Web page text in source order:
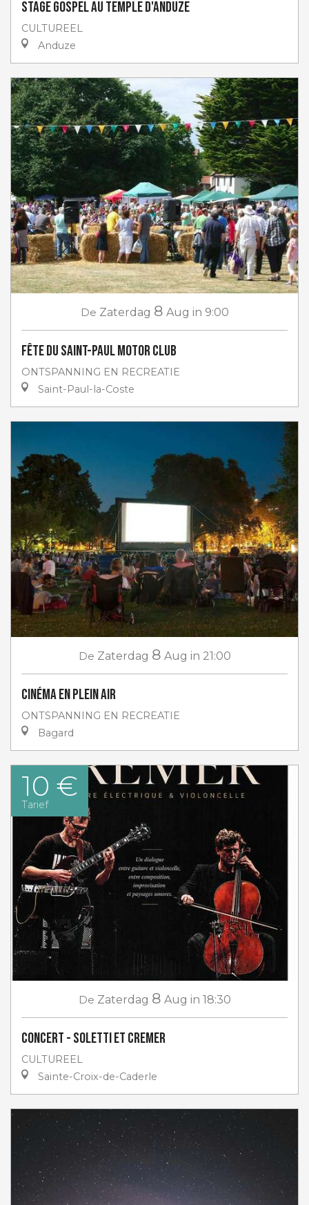
Stage gospel au Temple d'Anduze
CULTUREEL
Anduze
De Zaterdag 8 Aug in 9:00
Fête du Saint-Paul Motor club
ONTSPANNING EN RECREATIE
Saint-Paul-la-Coste
De Zaterdag 8 Aug in 21:00
Cinéma en plein air
ONTSPANNING EN RECREATIE
Bagard
10 €
Tarief
De Zaterdag 8 Aug in 18:30
Concert - Soletti et Cremer
CULTUREEL
Sainte-Croix-de-Caderle